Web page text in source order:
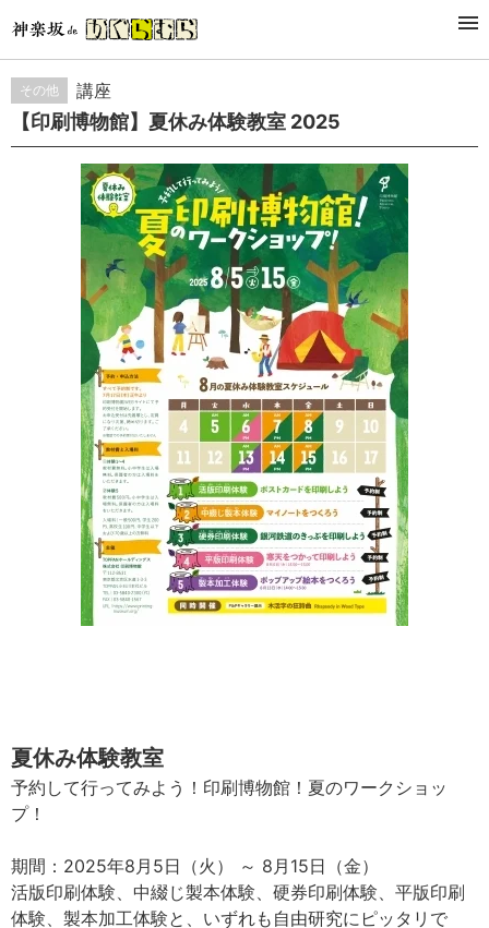
STUDY&LESSON
その他 講座
【印刷博物館】夏休み体験教室 2025
夏休み体験教室
予約して行ってみよう！印刷博物館！夏のワークショッ
プ！
期間：2025年8月5日（火） ～ 8月15日（金）
活版印刷体験、中綴じ製本体験、硬券印刷体験、平版印刷
体験、製本加工体験と、いずれも自由研究にピッタリで